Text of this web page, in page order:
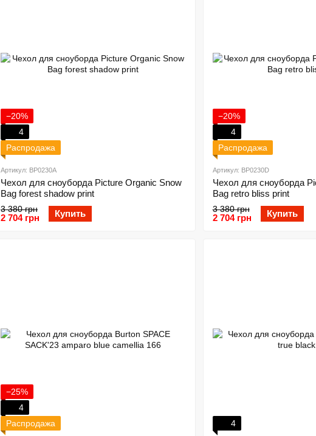
−20%
4
Распродажа
Артикул: BP0230A
Чехол для сноуборда Picture Organic Snow
Bag forest shadow print
3 380 грн
2 704 грн Купить
−20%
4
Распродажа
Артикул: BP0230D
Чехол для сноуборда
Bag retro bliss print
3 380 грн
2 704 грн Купить
−25%
4
Распродажа
4